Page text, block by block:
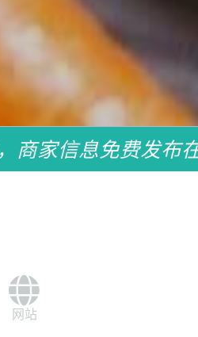
商家信息免费发布
网站